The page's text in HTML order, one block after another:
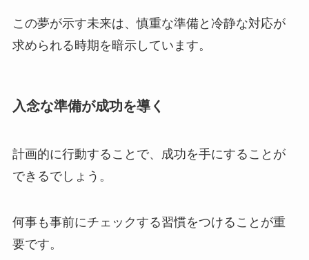
この夢が示す未来は、慎重な準備と冷静な対応が
求められる時期を暗示しています。
入念な準備が成功を導く
計画的に行動することで、成功を手にすることが
できるでしょう。
何事も事前にチェックする習慣をつけることが重
要です。